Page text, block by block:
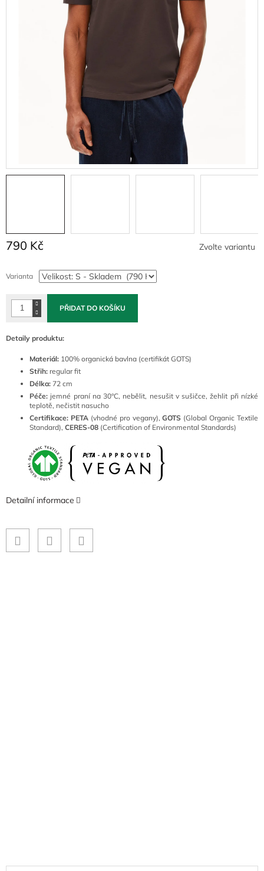
790 Kč
cena:
Zvolte variantu
Varianta
PŘIDAT DO KOŠÍKU
Detaily produktu:
Materiál: 100% organická bavlna (certifikát GOTS)
Střih: regular fit
Délka: 72 cm
Péče: jemné praní na 30°C, nebělit, nesušit v sušičce, žehlit při nízké
teplotě, nečistit nasucho
Certifikace: PETA (vhodné pro vegany), GOTS (Global Organic Textile
Standard), CERES-08 (Certification of Environmental Standards)
Detailní informace